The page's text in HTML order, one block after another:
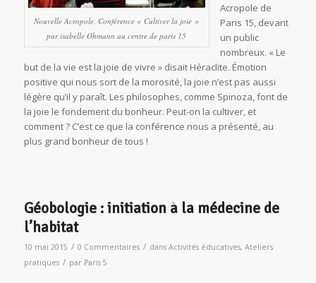
Nouvelle Acropole, Conférence « Cultiver la joie »
par isabelle Ohmann au centre de paris 15
Acropole de
Paris 15, devant
un public
nombreux. « Le
but de la vie est la joie de vivre » disait Héraclite. Émotion
positive qui nous sort de la morosité, la joie n’est pas aussi
légère qu’il y paraît. Les philosophes, comme Spinoza, font de
la joie le fondement du bonheur. Peut-on la cultiver, et
comment ? C’est ce que la conférence nous a présenté, au
plus grand bonheur de tous !
Géobologie : initiation à la médecine de
l’habitat
10 mai 2015 / 0 Commentaires / dans Activités éducatives, Ateliers
pratiques / par Paris 5